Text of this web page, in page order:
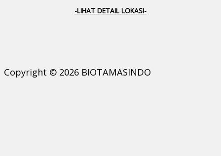
-LIHAT DETAIL LOKASI-
Copyright © 2026 BIOTAMASINDO